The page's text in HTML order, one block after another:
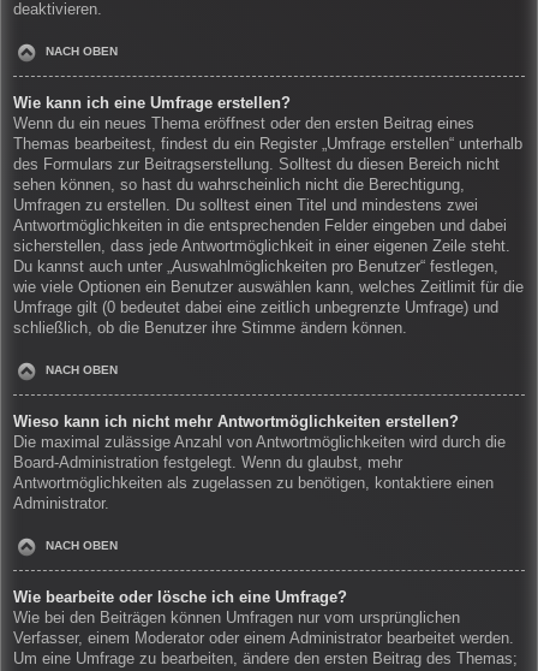
deaktivieren.
NACH OBEN
Wie kann ich eine Umfrage erstellen?
Wenn du ein neues Thema eröffnest oder den ersten Beitrag eines
Themas bearbeitest, findest du ein Register „Umfrage erstellen“ unterhalb
des Formulars zur Beitragserstellung. Solltest du diesen Bereich nicht
sehen können, so hast du wahrscheinlich nicht die Berechtigung,
Umfragen zu erstellen. Du solltest einen Titel und mindestens zwei
Antwortmöglichkeiten in die entsprechenden Felder eingeben und dabei
sicherstellen, dass jede Antwortmöglichkeit in einer eigenen Zeile steht.
Du kannst auch unter „Auswahlmöglichkeiten pro Benutzer“ festlegen,
wie viele Optionen ein Benutzer auswählen kann, welches Zeitlimit für die
Umfrage gilt (0 bedeutet dabei eine zeitlich unbegrenzte Umfrage) und
schließlich, ob die Benutzer ihre Stimme ändern können.
NACH OBEN
Wieso kann ich nicht mehr Antwortmöglichkeiten erstellen?
Die maximal zulässige Anzahl von Antwortmöglichkeiten wird durch die
Board-Administration festgelegt. Wenn du glaubst, mehr
Antwortmöglichkeiten als zugelassen zu benötigen, kontaktiere einen
Administrator.
NACH OBEN
Wie bearbeite oder lösche ich eine Umfrage?
Wie bei den Beiträgen können Umfragen nur vom ursprünglichen
Verfasser, einem Moderator oder einem Administrator bearbeitet werden.
Um eine Umfrage zu bearbeiten, ändere den ersten Beitrag des Themas;